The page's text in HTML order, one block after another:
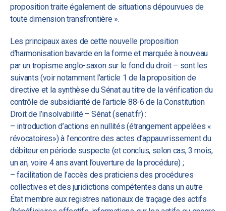
proposition traite également de situations dépourvues de
toute dimension transfrontière ».
Les principaux axes de cette nouvelle proposition
d’harmonisation bavarde en la forme et marquée à nouveau
par un tropisme anglo-saxon sur le fond du droit – sont les
suivants (voir notamment l’article 1 de la proposition de
directive et la synthèse du Sénat au titre de la vérification du
contrôle de subsidiarité de l’article 88-6 de la Constitution
Droit de l’insolvabilité – Sénat (senat.fr) :
– introduction d’actions en nullités (étrangement appelées «
révocatoires») à l’encontre des actes d’appauvrissement du
débiteur en période suspecte (et conclus, selon cas, 3 mois,
un an, voire 4 ans avant l’ouverture de la procédure) ;
– facilitation de l’accès des praticiens des procédures
collectives et des juridictions compétentes dans un autre
État membre aux registres nationaux de traçage des actifs